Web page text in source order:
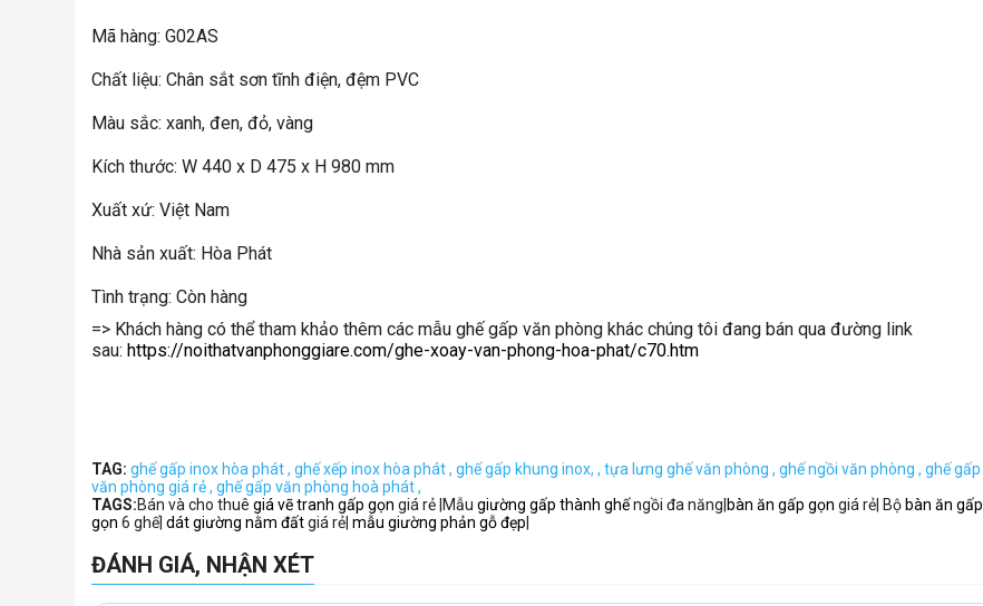
Mã hàng: G02AS
Chất liệu: Chân sắt sơn tĩnh điện, đệm PVC
Màu sắc: xanh, đen, đỏ, vàng
Kích thước: W 440 x D 475 x H 980 mm
Xuất xứ: Việt Nam
Nhà sản xuất: Hòa Phát
Tình trạng: Còn hàng
=> Khách hàng có thể tham khảo thêm các mẫu ghế gấp văn phòng khác chúng tôi đang bán qua đường link
sau: https://noithatvanphonggiare.com/ghe-xoay-van-phong-hoa-phat/c70.htm
TAG: ghế gấp inox hòa phát , ghế xếp inox hòa phát , ghế gấp khung inox, , tựa lưng ghế văn phòng , ghế ngồi văn phòng , ghế gấp
văn phòng giá rẻ , ghế gấp văn phòng hoà phát ,
TAGS:Bán và cho thuê giá vẽ tranh gấp gọn giá rẻ |Mẫu giường gấp thành ghếngồi đa năng| bàn ăn gấp gọn giá rẻ| Bộ bàn ăn gấp
gọn 6 ghế| dát giường nằm đấtgiá rẻ| mẫu giường phản gỗ đẹp
ĐÁNH GIÁ, NHẬN XÉT